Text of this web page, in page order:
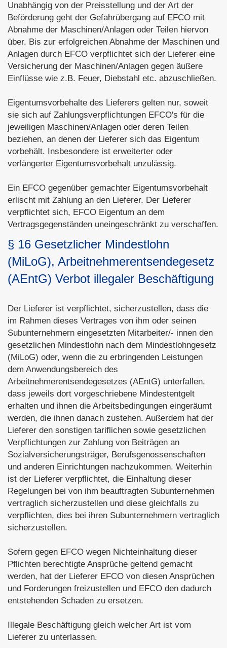
Unabhängig von der Preisstellung und der Art der
Beförderung geht der Gefahrübergang auf EFCO mit
Abnahme der Maschinen/Anlagen oder Teilen hiervon
über. Bis zur erfolgreichen Abnahme der Maschinen und
Anlagen durch EFCO verpflichtet sich der Lieferer eine
Versicherung der Maschinen/Anlagen gegen äußere
Einflüsse wie z.B. Feuer, Diebstahl etc. abzuschließen.
Eigentumsvorbehalte des Lieferers gelten nur, soweit
sie sich auf Zahlungsverpflichtungen EFCO's für die
jeweiligen Maschinen/Anlagen oder deren Teilen
beziehen, an denen der Lieferer sich das Eigentum
vorbehält. Insbesondere ist erweiterter oder
verlängerter Eigentumsvorbehalt unzulässig.
Ein EFCO gegenüber gemachter Eigentumsvorbehalt
erlischt mit Zahlung an den Lieferer. Der Lieferer
verpflichtet sich, EFCO Eigentum an dem
Vertragsgegenständen uneingeschränkt zu verschaffen.
§ 16 Gesetzlicher Mindestlohn
(MiLoG), Arbeitnehmerentsendegesetz
(AEntG) Verbot illegaler Beschäftigung
Der Lieferer ist verpflichtet, sicherzustellen, dass die
im Rahmen dieses Vertrages von ihm oder seinen
Subunternehmern eingesetzten Mitarbeiter/- innen den
gesetzlichen Mindestlohn nach dem Mindestlohngesetz
(MiLoG) oder, wenn die zu erbringenden Leistungen
dem Anwendungsbereich des
Arbeitnehmerentsendegesetzes (AEntG) unterfallen,
dass jeweils dort vorgeschriebene Mindestentgelt
erhalten und ihnen die Arbeitsbedingungen eingeräumt
werden, die ihnen danach zustehen. Außerdem hat der
Lieferer den sonstigen tariflichen sowie gesetzlichen
Verpflichtungen zur Zahlung von Beiträgen an
Sozialversicherungsträger, Berufsgenossenschaften
und anderen Einrichtungen nachzukommen. Weiterhin
ist der Lieferer verpflichtet, die Einhaltung dieser
Regelungen bei von ihm beauftragten Subunternehmen
vertraglich sicherzustellen und diese gleichfalls zu
verpflichten, dies bei ihren Subunternehmern vertraglich
sicherzustellen.
Sofern gegen EFCO wegen Nichteinhaltung dieser
Pflichten berechtigte Ansprüche geltend gemacht
werden, hat der Lieferer EFCO von diesen Ansprüchen
und Forderungen freizustellen und EFCO den dadurch
entstehenden Schaden zu ersetzen.
Illegale Beschäftigung gleich welcher Art ist vom
Lieferer zu unterlassen.